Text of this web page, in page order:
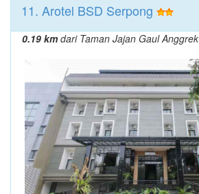
11. Arotel BSD Serpong
0.19 kmdari Taman Jajan Gaul Anggrek